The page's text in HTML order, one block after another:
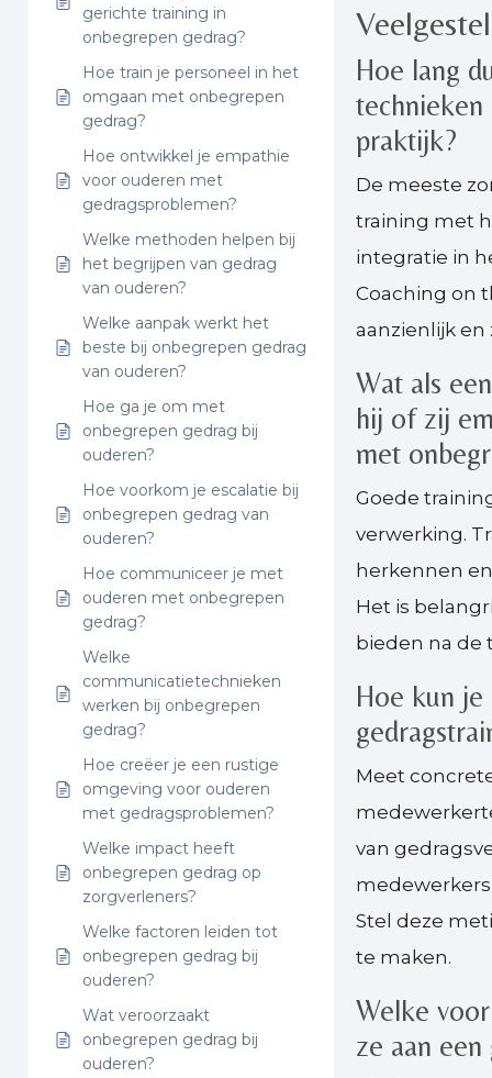
gerichte training in
onbegrepen gedrag?
Hoe train je personeel in het
omgaan met onbegrepen
gedrag?
Hoe ontwikkel je empathie
voor ouderen met
gedragsproblemen?
Welke methoden helpen bij
het begrijpen van gedrag
van ouderen?
Welke aanpak werkt het
beste bij onbegrepen gedrag
van ouderen?
Hoe ga je om met
onbegrepen gedrag bij
ouderen?
Hoe voorkom je escalatie bij
onbegrepen gedrag van
ouderen?
Hoe communiceer je met
ouderen met onbegrepen
gedrag?
Welke
communicatietechnieken
werken bij onbegrepen
gedrag?
Hoe creëer je een rustige
omgeving voor ouderen
met gedragsproblemen?
Welke impact heeft
onbegrepen gedrag op
zorgverleners?
Welke factoren leiden tot
onbegrepen gedrag bij
ouderen?
Wat veroorzaakt
onbegrepen gedrag bij
ouderen?
Hoe lang
praktijk?
De meeste
training met
integratie in
Coaching on
aanzienlijk
Wat als
hij of zij
met
Goede
verwerking.
herkennen
Het is
bieden na de
Hoe kun
Meet
van
Stel deze
te maken.
Welke
ze aan